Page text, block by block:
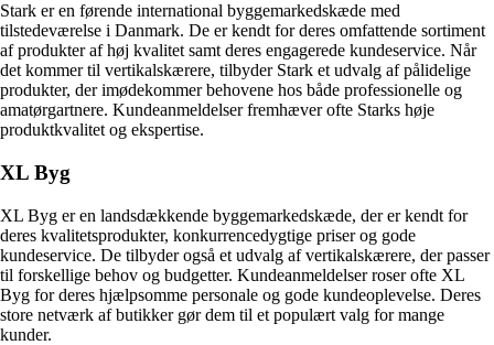
Stark er en førende international byggemarkedskæde med
tilstedeværelse i Danmark. De er kendt for deres omfattende sortiment
af produkter af høj kvalitet samt deres engagerede kundeservice. Når
det kommer til vertikalskærere, tilbyder Stark et udvalg af pålidelige
produkter, der imødekommer behovene hos både professionelle og
amatørgartnere. Kundeanmeldelser fremhæver ofte Starks høje
produktkvalitet og ekspertise.
XL Byg
XL Byg er en landsdækkende byggemarkedskæde, der er kendt for
deres kvalitetsprodukter, konkurrencedygtige priser og gode
kundeservice. De tilbyder også et udvalg af vertikalskærere, der passer
til forskellige behov og budgetter. Kundeanmeldelser roser ofte XL
Byg for deres hjælpsomme personale og gode kundeoplevelse. Deres
store netværk af butikker gør dem til et populært valg for mange
kunder.